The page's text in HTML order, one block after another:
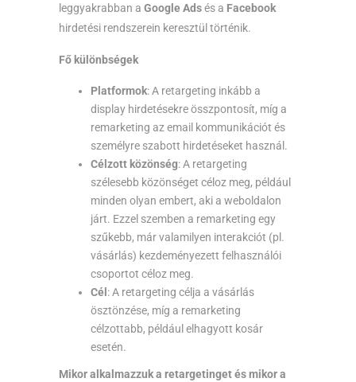
leggyakrabban a Google Adsés a Facebook
hirdetési rendszerein keresztül történik.
Fő különbségek
Platformok: A retargeting inkább a
display hirdetésekre összpontosít, míg a
remarketing az email kommunikációt és
személyre szabott hirdetéseket használ.
Célzott közönség: A retargeting
szélesebb közönséget céloz meg, például
minden olyan embert, aki a weboldalon
járt. Ezzel szemben a remarketing egy
szűkebb, már valamilyen interakciót (pl.
vásárlás) kezdeményezett felhasználói
csoportot céloz meg.
Cél : A retargeting célja a vásárlás
ösztönzése, míg a remarketing
célzottabb, például elhagyott kosár
esetén.
Mikor alkalmazzuk a retargetinget és mikor a